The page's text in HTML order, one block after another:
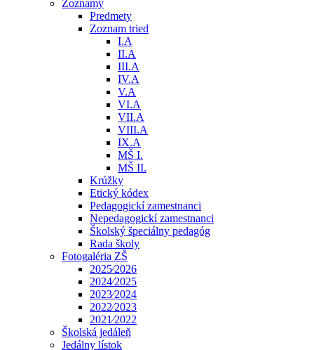
Zoznamy
Predmety
Zoznam tried
I.A
II.A
III.A
IV.A
V.A
VI.A
VII.A
VIII.A
IX.A
MŠ I.
MŠ II.
Krúžky
Etický kódex
Pedagogickí zamestnanci
Nepedagogickí zamestnanci
Školský špeciálny pedagóg
Rada školy
Fotogaléria ZŠ
2025⁄2026
2024⁄2025
2023⁄2024
2022⁄2023
2021⁄2022
Školská jedáleň
Jedálny lístok